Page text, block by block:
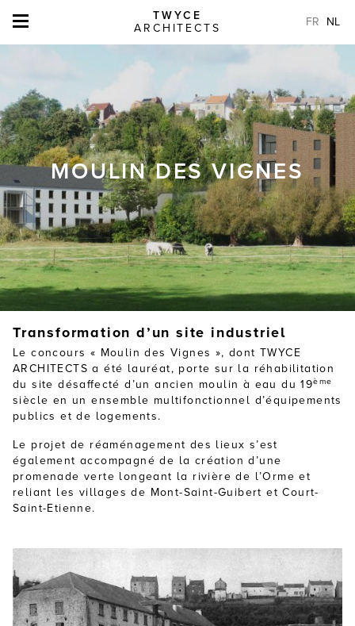
TWYCE
ARCHITECTS
FR NL
MOULIN DES VIGNES
Transformation d’un site industriel
Le concours « Moulin des Vignes », dont TWYCE
ARCHITECTS a été lauréat, porte sur la réhabilitation
du site désaffecté d’un ancien moulin à eau du 19ème
siècle en un ensemble multifonctionnel d’équipements
publics et de logements.
Le projet de réaménagement des lieux s’est
également accompagné de la création d’une
promenade verte longeant la rivière de l’Orme et
reliant les villages de Mont-Saint-Guibert et Court-
Saint-Etienne.